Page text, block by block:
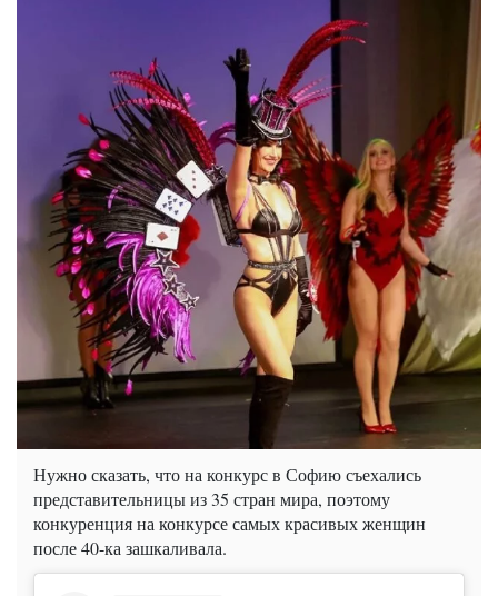
Нужно сказать, что на конкурс в Софию съехались
представительницы из 35 стран мира, поэтому
конкуренция на конкурсе самых красивых женщин
после 40-ка зашкаливала.